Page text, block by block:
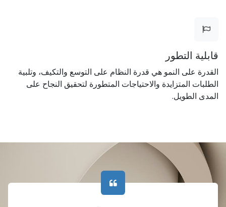
قابلية التطور
القدرة على النمو هي قدرة النظام على التوسع والتكيف، وتلبية
الطلبات المتزايدة والاحتياجات المتطورة لتحقيق النجاح على
المدى الطويل.